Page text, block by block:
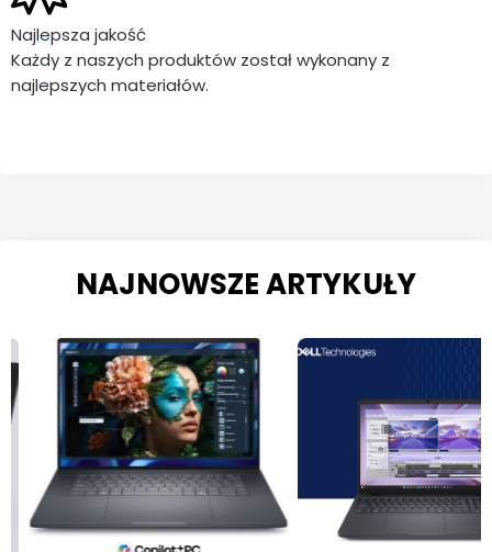
Najlepsza jakość
Każdy z naszych produktów został wykonany z
najlepszych materiałów.
NAJNOWSZE ARTYKUŁY